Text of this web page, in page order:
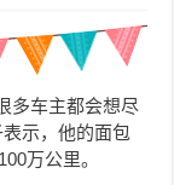
多车主都会想尽
示，他的面包
万公里。